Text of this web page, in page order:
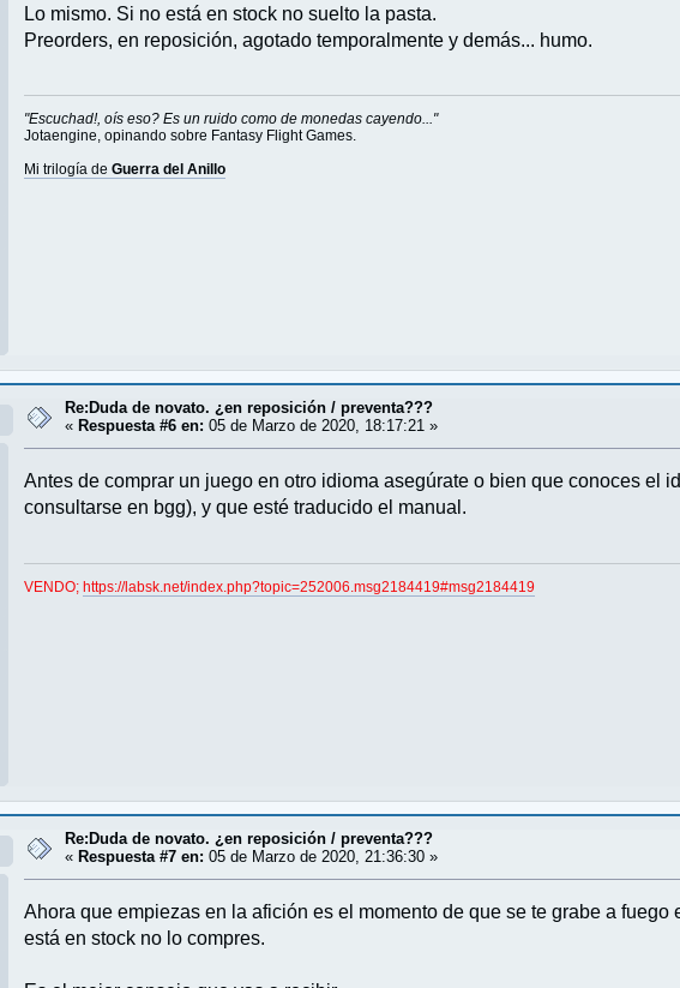
Lo mismo. Si no está en stock no suelto la pasta.
Preorders, en reposición, agotado temporalmente y demás... humo.
"Escuchad!, oís eso? Es un ruido como de monedas cayendo..."
Jotaengine, opinando sobre Fantasy Flight Games.
Mi trilogía deGuerra del Anillo
Re:Duda de novato. ¿en reposición / preventa???
« Respuesta #6 en: 05 de Marzo de 2020, 18:17:21 »
Antes de comprar un juego en otro idioma asegúrate o bien que conoces el
consultarse en bgg), y que esté traducido el manual.
VENDO; https://labsk.net/index.php?topic=252006.msg2184419#msg2184419
Re:Duda de novato. ¿en reposición / preventa???
«Respuesta #7 en: 05 de Marzo de 2020, 21:36:30 »
Ahora que empiezas en la afición es el momento de que se te grabe a
está en stock no lo compres.